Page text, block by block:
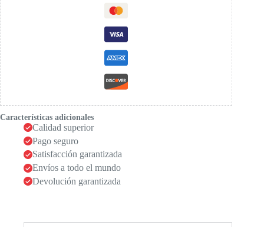
Características adicionales
Calidad superior
Pago seguro
Satisfacción garantizada
Envíos a todo el mundo
Devolución garantizada